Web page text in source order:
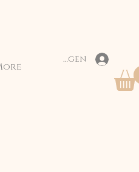
Inloggen